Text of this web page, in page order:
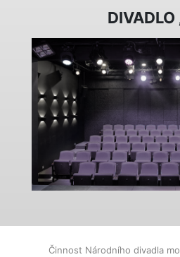
DIVADLO
Činnost Národního divadla